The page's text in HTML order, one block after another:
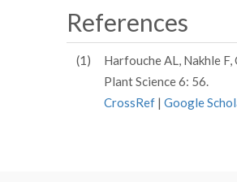
References
(1)
Harfouche AL, Nakhle
Plant Science 6: 56.
CrossRef | Google